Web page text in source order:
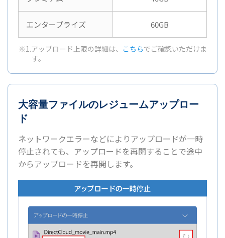
エンタープライズ 60GB
※1.アップロード上限の詳細は、 こちらでご確認いただけま
す。
大容量ファイルのレジュームアップロー
ド
ネットワークエラーなどによりアップロードが一時
停止されても、アップロードを再開することで途中
からアップロードを再開します。